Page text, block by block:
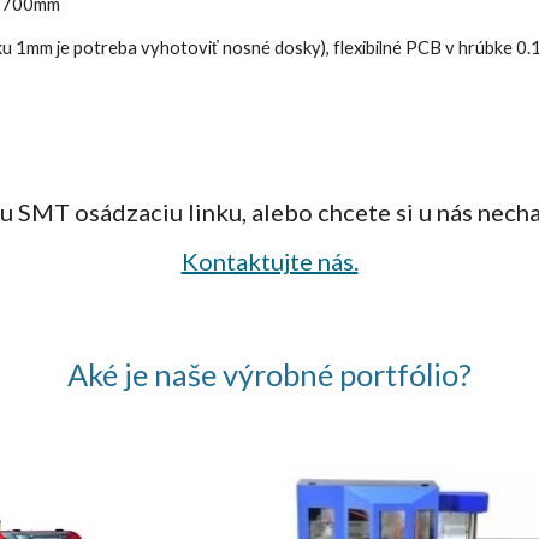
1mm je potreba vyhotoviť nosné dosky), flexibilné PCB v hrúbke
SMT osádzaciu linku, alebo chcete si u nás
Kontaktujte nás.
Aké je naše výrobné portfólio?